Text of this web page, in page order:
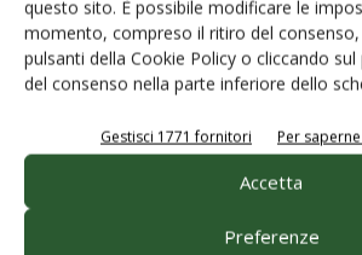
questo sito. È possibile modificare le
momento, compreso il ritiro del
pulsanti della Cookie Policy o cliccando
del consenso nella parte inferiore dello
Gestisci 1771 fornitori Per
Accetta
Preferenze
Riviste